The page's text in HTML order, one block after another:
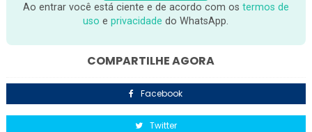
Ao entrar você está ciente e de acordo com os termos de
uso eprivacidade do WhatsApp.
COMPARTILHE AGORA
Facebook
Twitter